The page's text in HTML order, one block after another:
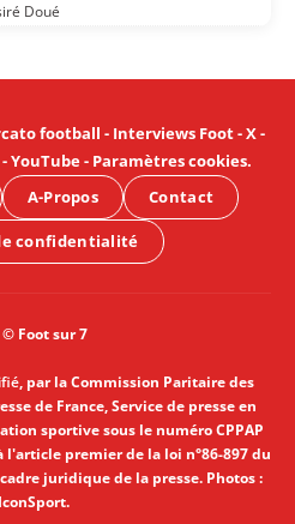
Doué
football - Interviews Foot-X-
-YouTube- Paramètres cookies.
A-Propos Contact
confidentialité
© Foot sur 7
, par la Commission Paritaire des
de France, Service de presse en
sportive sous le numéro CPPAP
l'article premier de la loi n°86-897 du
juridique de la presse. Photos :